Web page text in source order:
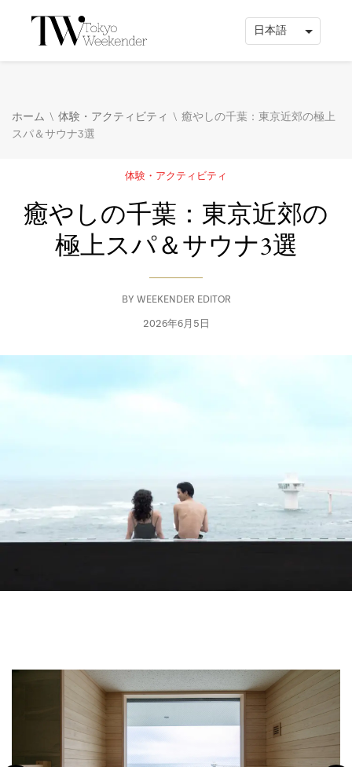
ホーム \ 体験・アクティビティ \ 癒やしの千葉：東京近郊の極上
スパ＆サウナ3選
体験・アクティビティ
癒やしの千葉：東京近郊の
極上スパ＆サウナ3選
BY WEEKENDER EDITOR
2026年6月5日